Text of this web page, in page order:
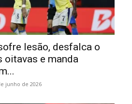
lesão, desfalca o
oitavas e manda
junho de 2026